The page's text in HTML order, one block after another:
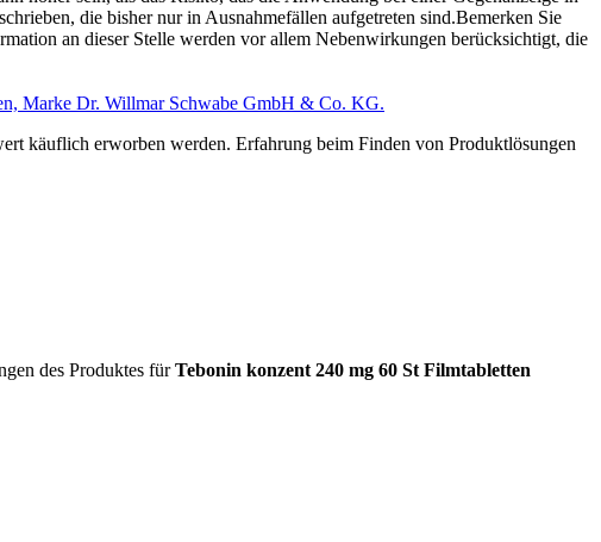
die bisher nur in Ausnahmefällen aufgetreten sind.Bemerken Sie
an dieser Stelle werden vor allem Nebenwirkungen berücksichtigt, die
käuflich erworben werden. Erfahrung beim Finden von Produktlösungen
des Produktes fürTebonin konzent 240 mg 60 St Filmtabletten